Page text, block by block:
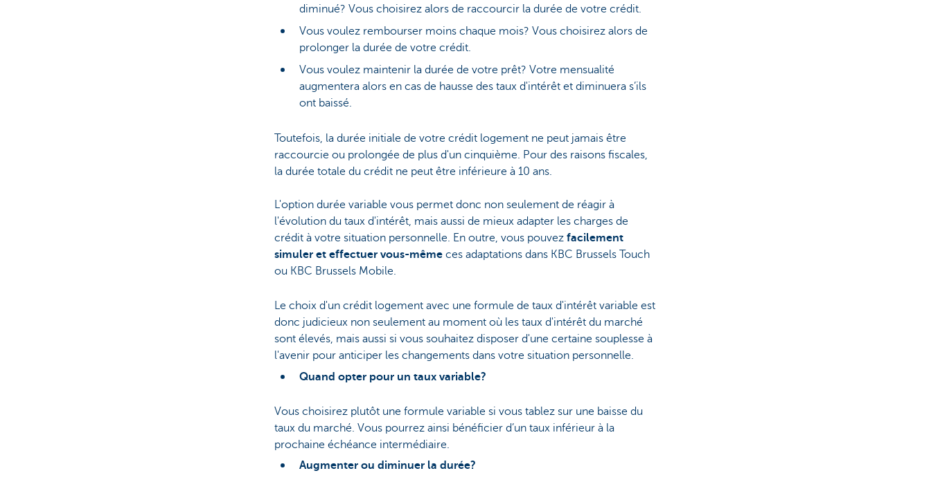
diminué? Vous choisirez alors de raccourcir la durée de votre crédit.
Vous voulez rembourser moins chaque mois? Vous choisirez alors de
prolonger la durée de votre crédit.
Vous voulez maintenir la durée de votre prêt? Votre mensualité
augmentera alors en cas de hausse des taux d'intérêt et diminuera s’ils
ont baissé.
Toutefois, la durée initiale de votre crédit logement ne peut jamais être
raccourcie ou prolongée de plus d'un cinquième. Pour des raisons fiscales,
la durée totale du crédit ne peut être inférieure à 10 ans.
L'option durée variable vous permet donc non seulement de réagir à
l'évolution du taux d'intérêt, mais aussi de mieux adapter les charges de
crédit à votre situation personnelle. En outre, vous pouvezfacilement
simuler et effectuer vous-mêmeces adaptations dans KBC Brussels Touch
ou KBC Brussels Mobile.
Le choix d'un crédit logement avec une formule de taux d'intérêt variable est
donc judicieux non seulement au moment où les taux d'intérêt du marché
sont élevés, mais aussi si vous souhaitez disposer d'une certaine souplesse à
l'avenir pour anticiper les changements dans votre situation personnelle.
Quand opter pour un taux variable?
Vous choisirez plutôt une formule variable si vous tablez sur une baisse du
taux du marché. Vous pourrez ainsi bénéficier d’un taux inférieur à la
prochaine échéance intermédiaire.
Augmenter ou diminuer la durée?